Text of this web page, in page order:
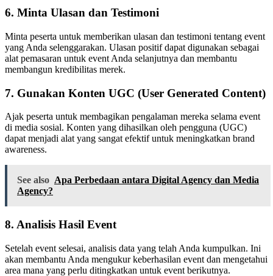
6. Minta Ulasan dan Testimoni
Minta peserta untuk memberikan ulasan dan testimoni tentang event
yang Anda selenggarakan. Ulasan positif dapat digunakan sebagai
alat pemasaran untuk event Anda selanjutnya dan membantu
membangun kredibilitas merek.
7. Gunakan Konten UGC (User Generated Content)
Ajak peserta untuk membagikan pengalaman mereka selama event
di media sosial. Konten yang dihasilkan oleh pengguna (UGC)
dapat menjadi alat yang sangat efektif untuk meningkatkan brand
awareness.
See also Apa Perbedaan antara Digital Agency dan Media
Agency?
8. Analisis Hasil Event
Setelah event selesai, analisis data yang telah Anda kumpulkan. Ini
akan membantu Anda mengukur keberhasilan event dan mengetahui
area mana yang perlu ditingkatkan untuk event berikutnya.